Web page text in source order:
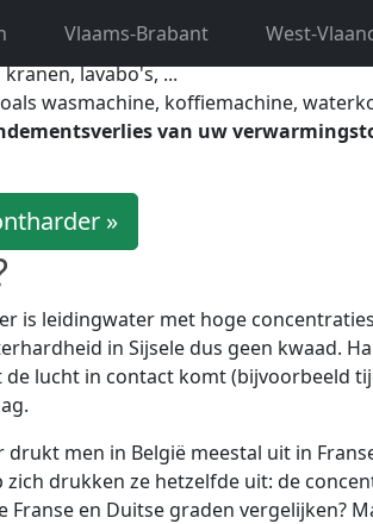
Vlaams-Brabant West-
water leidt namelijk tot:
lavabo's, ...
wasmachine, koffiemachine,
van uw
»
is leidingwater met hoge
in Sijsele dus geen kwaad.
lucht in contact komt (bijvoorbeeld
men in België meestal uit in
zich drukken ze hetzelfde uit: de
en Duitse graden vergelijken?